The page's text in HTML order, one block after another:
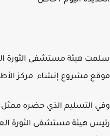
هيئة مستشفى الثورة
مشروع إنشاء مركز
التسليم الذي حضره ممثل
هيئة مستشفى الثورة